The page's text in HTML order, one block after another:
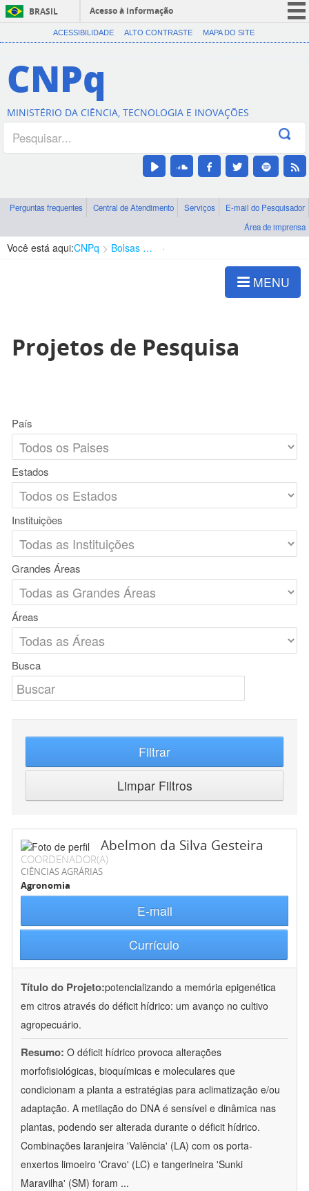
BRASIL
Acesso à informação
CORONAVÍRUS (COVID-19)
Canais
ACESSIBILIDADE ALTO CONTRASTE MAPA DO SITE
CNPq
MINISTÉRIO DA CIÊNCIA, TECNOLOGIA E INOVAÇÕES
Perguntas frequentes Central de Atendimento Serviços
E-mail do Pesquisador
Área de imprensa
Você está aqui:CNPq Bolsas e Auxílios Vigentes
MENU
Projetos de Pesquisa
País
Estados
Instituições
Grandes Áreas
Áreas
Busca
Filtrar
Limpar Filtros
Abelmon da Silva Gesteira
COORDENADOR(A)
CIÊNCIAS AGRÁRIAS
Agronomia
E-mail
Currículo
Título do Projeto:potencializando a memória epigenética
em citros através do déficit hídrico: um avanço no cultivo
agropecuário.
Resumo: O déficit hídrico provoca alterações
morfofisiológicas, bioquímicas e moleculares que
condicionam a planta a estratégias para aclimatização e/ou
adaptação. A metilação do DNA é sensível e dinâmica nas
plantas, podendo ser alterada durante o déficit hídrico.
Combinações laranjeira 'Valência' (LA) com os porta-
enxertos limoeiro 'Cravo' (LC) e tangerineira 'Sunki
Maravilha' (SM) foram ...